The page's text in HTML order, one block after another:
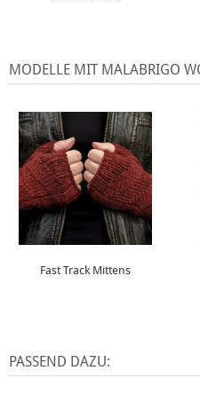
MODELLE MIT MALABRIGO
Fast Track Mittens
PASSEND DAZU: